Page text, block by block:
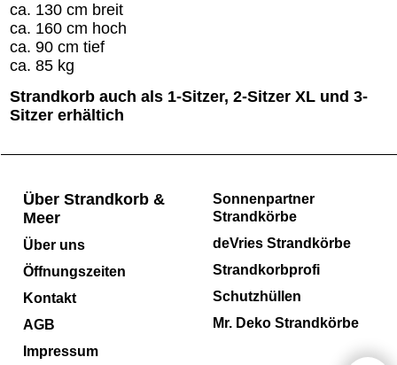
ca. 130 cm breit
ca. 160 cm hoch
ca. 90 cm tief
ca. 85 kg
Strandkorb auch als 1-Sitzer, 2-Sitzer XL und 3-
Sitzer erhältich
Sonnenpartner
Strandkörbe
deVries Strandkörbe
Strandkorbprofi
Schutzhüllen
Mr. Deko Strandkörbe
Über Strandkorb &
Meer
Über uns
Öffnungszeiten
Kontakt
AGB
Impressum